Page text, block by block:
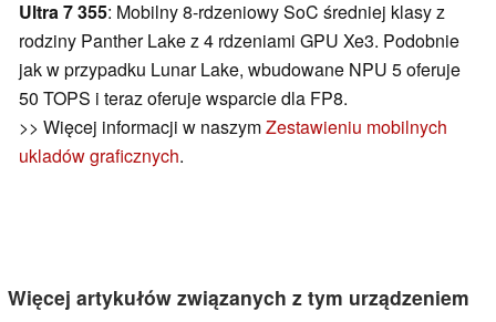
Ultra 7 355: Mobilny 8-rdzeniowy SoC średniej klasy z
rodziny Panther Lake z 4 rdzeniami GPU Xe3. Podobnie
jak w przypadku Lunar Lake, wbudowane NPU 5 oferuje
50 TOPS i teraz oferuje wsparcie dla FP8.
>> Więcej informacji w naszymZestawieniu mobilnych
ukladów graficznych.
Więcej artykułów związanych z tym urządzeniem